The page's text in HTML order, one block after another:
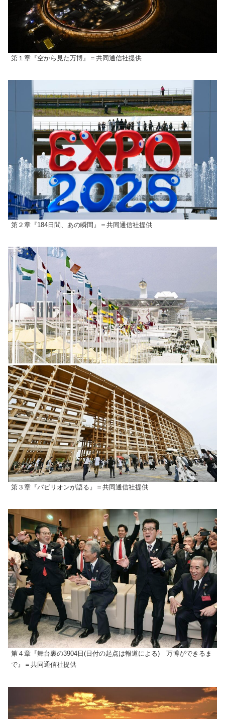
第１章『空から見た万博』＝共同通信社提供
第２章『184日間、あの瞬間』＝共同通信社提供
第３章『パビリオンが語る』＝共同通信社提供
第４章『舞台裏の3904日(日付の起点は報道による) 万博ができるま
で』＝共同通信社提供